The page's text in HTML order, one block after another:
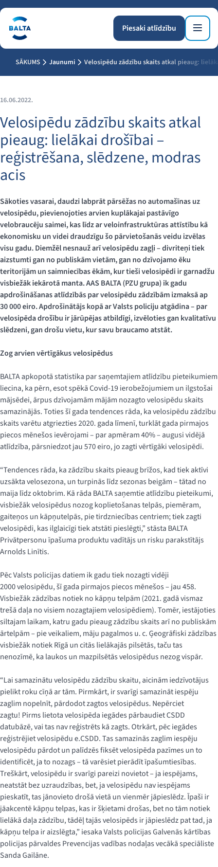
Piesaki atlīdzību
SĀKUMS Jaunumi Velosipēdu zādzību skaits atkal pieaug:
16.06.2022.
Velosipēdu zādzību skaits atkal
pieaug: lielākai drošībai –
reģistrēšana, slēdzene, modras
acis
Sākoties vasarai, daudzi labprāt pārsēžas no automašīnas uz
velosipēdu, pievienojoties arvien kuplākajai pastāvīgo
velobraucēju saimei, kas līdz ar veloinfrastruktūras attīstību kā
ekonomisku un videi draudzīgu šo pārvietošanās veidu izvēlas
visu gadu. Diemžēl nesnauž arī velosipēdu zagļi – divriteņi tiek
aizstumti gan no publiskām vietām, gan no dzīvojamo ēku
teritorijām un saimniecības ēkām, kur tieši velosipēdi ir garnadžu
visbiežāk iekārotā manta. AAS BALTA (PZU grupa) ik gadu
apdrošināšanas atlīdzībās par velosipēdu zādzībām izmaksā ap
30 000 eiro. Apdrošinātājs kopā ar Valsts policiju atgādina – par
velosipēda drošību ir jārūpējas atbildīgi, izvēloties gan kvalitatīvu
slēdzeni, gan drošu vietu, kur savu braucamo atstāt.
Zog arvien vērtīgākus velosipēdus
BALTA apkopotā statistika par saņemtajiem atlīdzību pieteikumiem
liecina, ka pērn, esot spēkā Covid-19 ierobežojumiem un ilgstošai
mājsēdei, ārpus dzīvojamām mājām nozagto velosipēdu skaits
samazinājās. Toties šī gada tendences rāda, ka velosipēdu zādzību
skaits varētu atgriezties 2020. gada līmenī, turklāt gada pirmajos
piecos mēnešos ievērojami – par apmēram 40% – augusi vidējā
atlīdzība, pārsniedzot jau 570 eiro, jo zagti vērtīgāki velosipēdi.
“Tendences rāda, ka zādzību skaits pieaug brīžos, kad tiek aktīvi
uzsākta velosezona, un turpinās līdz sezonas beigām – tātad no
maija līdz oktobrim. Kā rāda BALTA saņemtie atlīdzību pieteikumi,
visbiežāk velosipēdus nozog koplietošanas telpās, piemēram,
gaiteņos un kāpņutelpās, pie tirdzniecības centriem; tiek zagti
velosipēdi, kas ilglaicīgi tiek atstāti pieslēgti,” stāsta BALTA
Privātpersonu īpašuma produktu vadītājs un risku parakstītājs
Arnolds Linītis.
Pēc Valsts policijas datiem ik gadu tiek nozagti vidēji
2000 velosipēdu, šī gada pirmajos piecos mēnešos – jau 458.
Visbiežāk zādzības notiek no kāpņu telpām (2021. gadā vismaz
trešā daļa no visiem nozagtajiem velosipēdiem). Tomēr, iestājoties
siltajam laikam, katru gadu pieaug zādzību skaits arī no publiskām
ārtelpām – pie veikaliem, māju pagalmos u. c. Ģeogrāfiski zādzības
visbiežāk notiek Rīgā un citās lielākajās pilsētās, taču tas
nenozīmē, ka laukos un mazpilsētās velosipēdus nezog vispār.
“Lai samazinātu velosipēdu zādzību skaitu, aicinām iedzīvotājus
pielikt roku cīņā ar tām. Pirmkārt, ir svarīgi samazināt iespēju
zaglim nopelnīt, pārdodot zagtos velosipēdus. Nepērciet
zagtu! Pirms lietota velosipēda iegādes pārbaudiet CSDD
datubāzē, vai tas nav reģistrēts kā zagts. Otrkārt, pēc iegādes
reģistrējiet velosipēdu e.CSDD. Tas samazinās zaglim iespēju
velosipēdu pārdot un palīdzēs fiksēt velosipēda pazīmes un to
identificēt, ja to nozags – tā varēsiet pierādīt īpašumtiesības.
Treškārt, velosipēdu ir svarīgi pareizi novietot – ja iespējams,
neatstāt bez uzraudzības, bet, ja velosipēdu nav iespējams
pieskatīt, tas jānovieto drošā vietā un vienmēr jāpieslēdz. Īpaši ir
jāakcentē kāpņu telpas, kas ir šķietami drošas, bet no tām notiek
lielākā daļa zādzību, tādēļ tajās velosipēds ir jāpieslēdz pat tad, ja
kāpņu telpa ir aizslēgta,” iesaka Valsts policijas Galvenās kārtības
policijas pārvaldes Prevencijas vadības nodaļas vecākā speciāliste
Sanda Gailāne.